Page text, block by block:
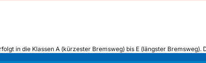
in die Klassen A (kürzester Bremsweg) bis E (längster